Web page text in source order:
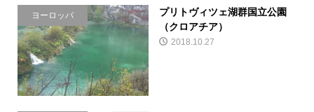
ヨーロッパ
プリトヴィツェ湖群国立公園
（クロアチア）
2018.10.27